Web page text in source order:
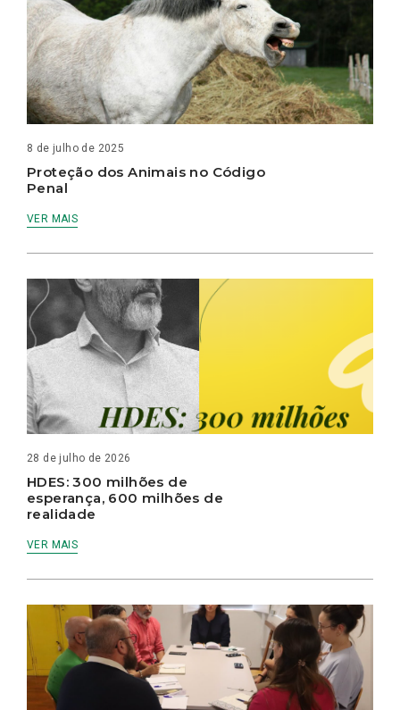
8 de julho de 2025
Proteção dos Animais no Código
Penal
VER MAIS
28 de julho de 2026
HDES: 300 milhões de
esperança, 600 milhões de
realidade
VER MAIS